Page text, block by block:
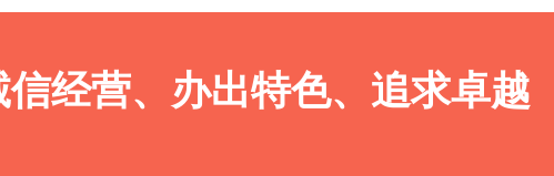
信经营、办出特色、追求卓越